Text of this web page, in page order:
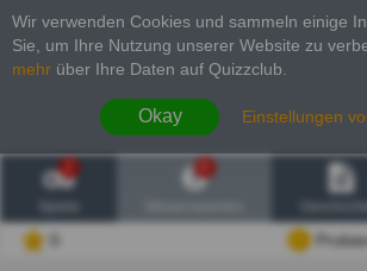
Wir verwenden Cookies und sammeln einige
Sie, um Ihre Nutzung unserer Website zu
mehr über Ihre Daten auf Quizzclub.
Okay Einstellungen
2